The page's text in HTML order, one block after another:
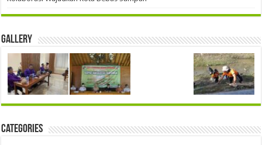
Gallery
Categories